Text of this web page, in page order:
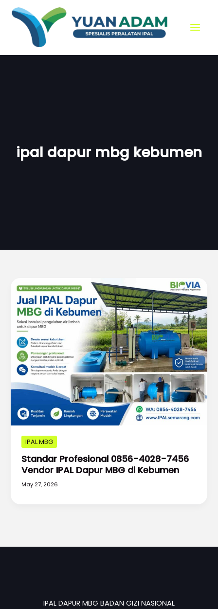
content
ipal dapur mbg kebumen
IPAL MBG
Standar Profesional 0856-4028-7456
Vendor IPAL Dapur MBG di Kebumen
May 27, 2026
IPAL DAPUR MBG BADAN GIZI NASIONAL